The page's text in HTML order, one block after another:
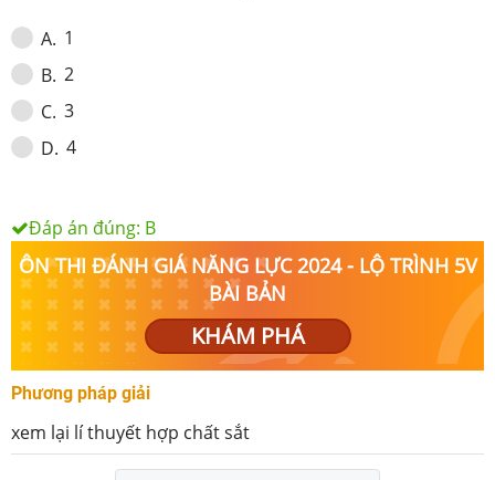
A. 1
B. 2
C. 3
D. 4
Đáp án đúng: B
ÔN THI ĐÁNH GIÁ NĂNG LỰC 2024 - LỘ TRÌNH 5V
BÀI BẢN
KHÁM PHÁ
Phương pháp giải
xem lại lí thuyết hợp chất sắt